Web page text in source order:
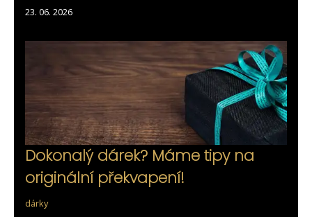
23. 06. 2026
Dokonalý dárek? Máme tipy na
originální překvapení!
dárky